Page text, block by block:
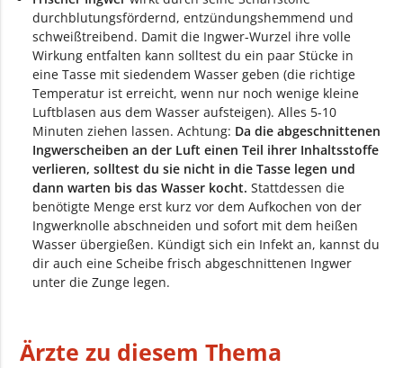
durchblutungsfördernd, entzündungshemmend und
schweißtreibend. Damit die Ingwer-Wurzel ihre volle
Wirkung entfalten kann solltest du ein paar Stücke in
eine Tasse mit siedendem Wasser geben (die richtige
Temperatur ist erreicht, wenn nur noch wenige kleine
Luftblasen aus dem Wasser aufsteigen). Alles 5-10
Minuten ziehen lassen. Achtung: Da die abgeschnittenen
Ingwerscheiben an der Luft einen Teil ihrer Inhaltsstoffe
verlieren, solltest du sie nicht in die Tasse legen und
dann warten bis das Wasser kocht. Stattdessen die
benötigte Menge erst kurz vor dem Aufkochen von der
Ingwerknolle abschneiden und sofort mit dem heißen
Wasser übergießen. Kündigt sich ein Infekt an, kannst du
dir auch eine Scheibe frisch abgeschnittenen Ingwer
unter die Zunge legen.
Ärzte zu diesem Thema